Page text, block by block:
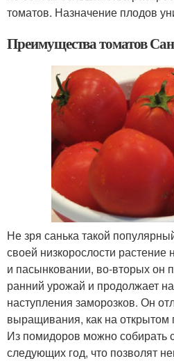
томатов. Назначение плодов
Преимущества томатов
Не зря санька такой
своей низкорослости растение
и пасынковании, во-вторых он
ранний урожай и продолжает
наступления заморозков. Он
выращивания, как на открытом
Из помидоров можно собирать
следующих год, что позволят